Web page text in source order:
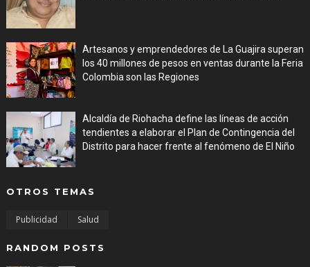
Artesanos y emprendedores de La Guajira superan
los 40 millones de pesos en ventas durante la Feria
Colombia son las Regiones
Alcaldía de Riohacha define las líneas de acción
tendientes a elaborar el Plan de Contingencia del
Distrito para hacer frente al fenómeno de El Niño
OTROS TEMAS
Publicidad Salud
RANDOM POSTS